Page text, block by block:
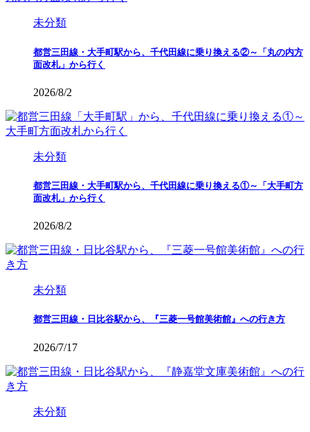
未分類
都営三田線・大手町駅から、千代田線に乗り換える②～「丸の内方
面改札」から行く
2026/8/2
未分類
都営三田線・大手町駅から、千代田線に乗り換える①～「大手町方
面改札」から行く
2026/8/2
未分類
都営三田線・日比谷駅から、『三菱一号館美術館』への行き方
2026/7/17
未分類